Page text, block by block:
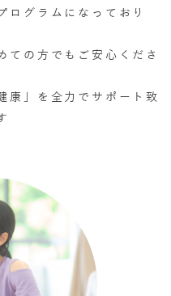
ログラムになっており
ての方でもご安心くださ
康」を全力でサポート致